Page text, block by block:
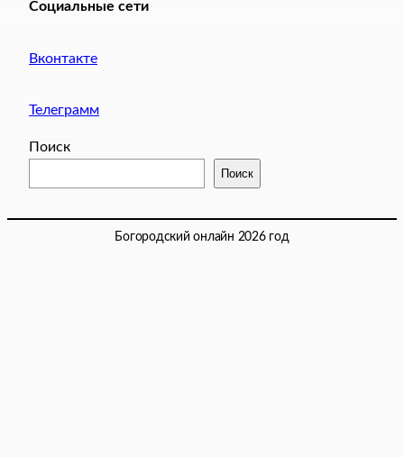
Социальные сети
Вконтакте
Телеграмм
Поиск
Поиск
Богородский онлайн 2026 год